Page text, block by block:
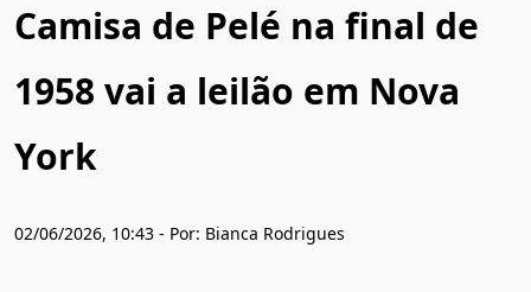
Camisa de Pelé na final de
1958 vai a leilão em Nova
York
02/06/2026, 10:43 - Por: Bianca Rodrigues